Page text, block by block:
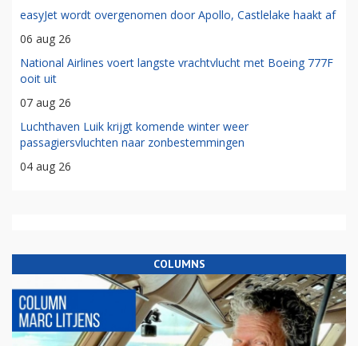
easyJet wordt overgenomen door Apollo, Castlelake haakt af
06 aug 26
National Airlines voert langste vrachtvlucht met Boeing 777F
ooit uit
07 aug 26
Luchthaven Luik krijgt komende winter weer
passagiersvluchten naar zonbestemmingen
04 aug 26
COLUMNS